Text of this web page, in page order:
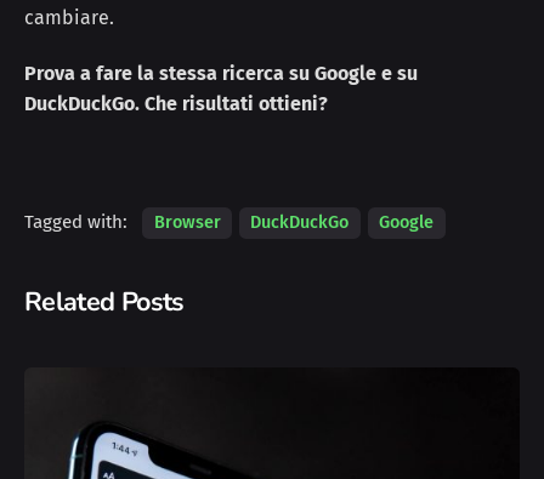
cambiare.
Prova a fare la stessa ricerca su Google e su
DuckDuckGo. Che risultati ottieni?
Tagged with: Browser DuckDuckGo Google
Related Posts